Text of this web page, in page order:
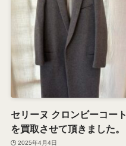
セリーヌ クロンビーコート
を買取させて頂きました。
2025年4月4日